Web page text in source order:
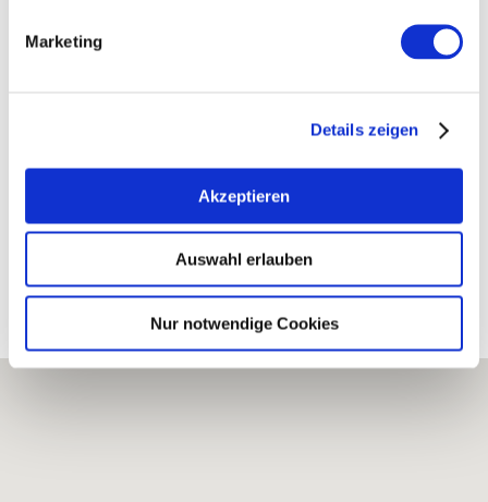
Marketing
Details zeigen
Akzeptieren
Auswahl erlauben
Nur notwendige Cookies
STRAUSSWIRTSCHAFT BEI STRUBS
WINERY HEIKO STRUB
Processed vineyards